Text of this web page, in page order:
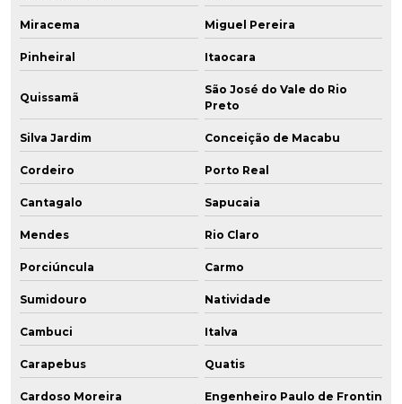
Miracema Miguel Pereira
Pinheiral Itaocara
Quissamã
São José do Vale do Rio
Preto
Silva Jardim Conceição de Macabu
Cordeiro Porto Real
Cantagalo Sapucaia
Mendes Rio Claro
Porciúncula Carmo
Sumidouro Natividade
Cambuci Italva
Carapebus Quatis
Cardoso Moreira Engenheiro Paulo de Frontin